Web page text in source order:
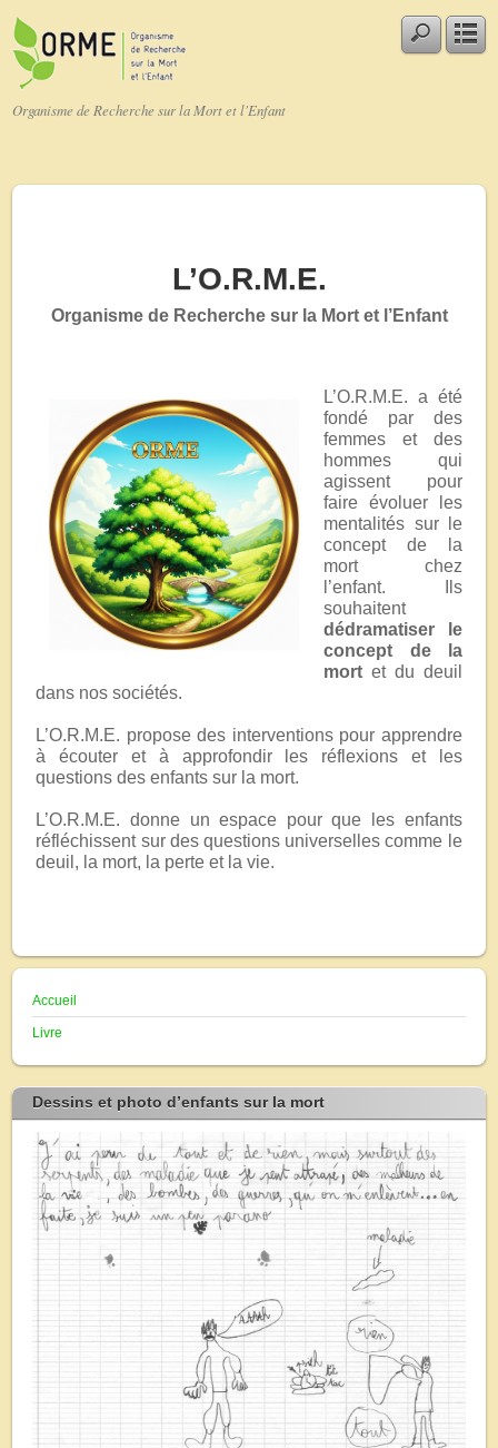
Organisme de Recherche sur la Mort et l'Enfant
L’O.R.M.E.
Organisme de Recherche sur la Mort et l’Enfant
L’O.R.M.E. a été
fondé par des
femmes et des
hommes qui
agissent pour
faire évoluer les
mentalités sur le
concept de la
mort chez
l’enfant. Ils
souhaitent
dédramatiser le
concept de la
mort et du deuil
dans nos sociétés.
L’O.R.M.E. propose des interventions pour apprendre
à écouter et à approfondir les réflexions et les
questions des enfants sur la mort.
L’O.R.M.E. donne un espace pour que les enfants
réfléchissent sur des questions universelles comme le
deuil, la mort, la perte et la vie.
Accueil
Livre
Dessins et photo d’enfants sur la mort